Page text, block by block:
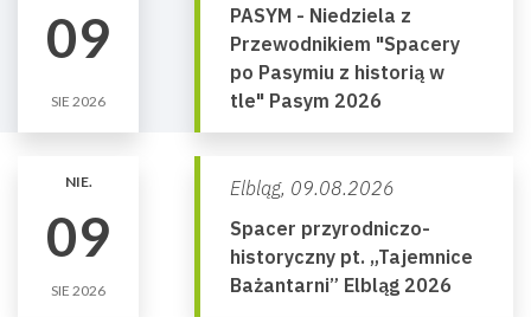
09
SIE 2026
PASYM - Niedziela z
Przewodnikiem "Spacery
po Pasymiu z historią w
tle" Pasym 2026
NIE.
09
SIE 2026
Elbląg, 09.08.2026
Spacer przyrodniczo-
historyczny pt. „Tajemnice
Bażantarni” Elbląg 2026